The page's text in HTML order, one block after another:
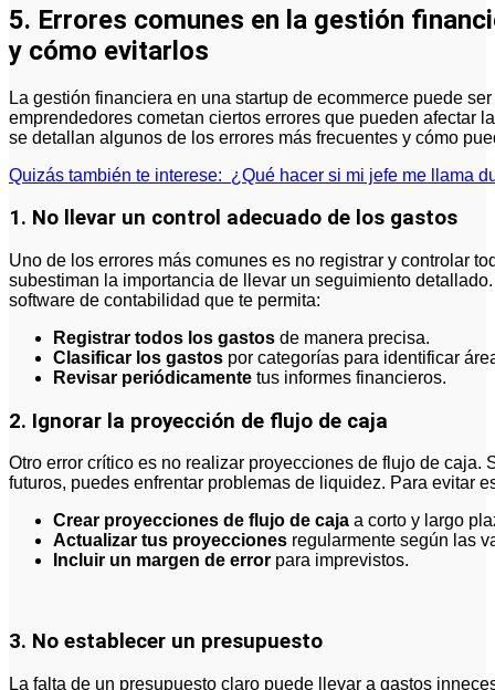
5. Errores comunes en la gestión
y cómo evitarlos
La gestión financiera en una startup de ecommerce puede
emprendedores cometan ciertos errores que pueden afectar
se detallan algunos de los errores más frecuentes y cómo
Quizás también te interese: ¿Qué hacer si mi jefe me llama
1. No llevar un control adecuado de los gastos
Uno de los errores más comunes es no registrar y controlar
subestiman la importancia de llevar un seguimiento
software de contabilidad que te permita:
Registrar todos los gastos de manera precisa.
Clasificar los gastos por categorías para identificar
Revisar periódicamente tus informes financieros.
2. Ignorar la proyección de flujo de caja
Otro error crítico es no realizar proyecciones de flujo de caja.
futuros, puedes enfrentar problemas de liquidez. Para evitar
Crear proyecciones de flujo de caja a corto y largo
Actualizar tus proyecciones regularmente según las
Incluir un margen de error para imprevistos.
3. No establecer un presupuesto
La falta de un presupuesto claro puede llevar a gastos